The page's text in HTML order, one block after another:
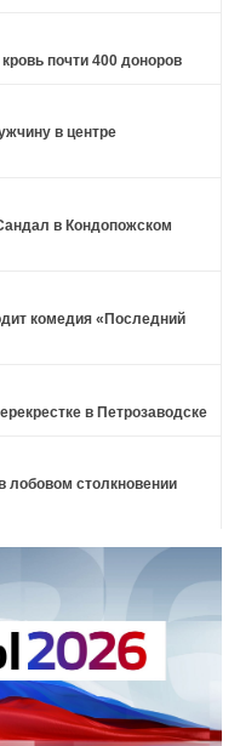
почти 400 доноров
в центре
в Кондопожском
комедия «Последний
в Петрозаводске
лобовом столкновении